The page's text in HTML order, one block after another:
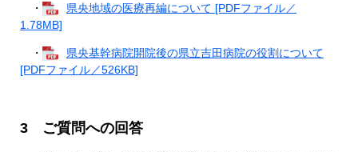
・
県央地域の医療再編について [PDFファイル／
1.78MB]
・
県央基幹病院開院後の県立吉田病院の役割について
[PDFファイル／526KB]
3 ご質問への回答